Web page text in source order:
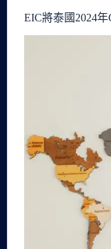
EIC將泰國2024